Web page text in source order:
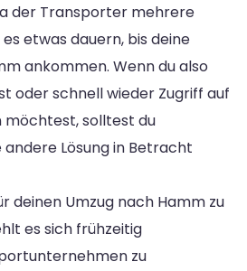
der Transporter mehrere
etwas dauern, bis deine
ankommen. Wenn du also
oder schnell wieder Zugriff auf
möchtest, solltest du
Lösung in Betracht
deinen Umzug nach Hamm zu
es sich frühzeitig
zu